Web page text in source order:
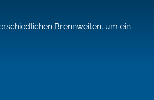
Brennweiten, um ein